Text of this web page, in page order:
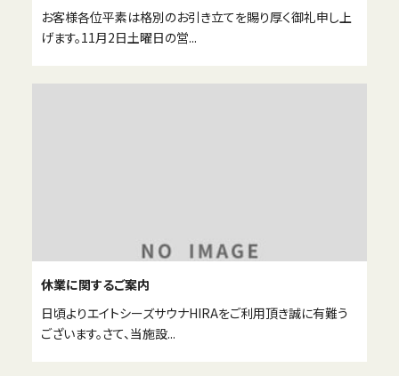
お客様各位平素は格別のお引き立てを賜り厚く御礼申し上
げます。11月2日土曜日の営...
休業に関するご案内
日頃よりエイトシーズサウナHIRAをご利用頂き誠に有難う
ございます。さて、当施設...